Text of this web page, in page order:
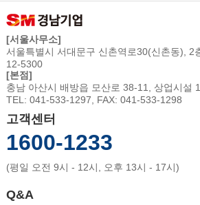
[서울사무소]
서울특별시 서대문구 신촌역로30(신촌동), 2
12-5300
[본점]
충남 아산시 배방읍 모산로 38-11, 상업시설
TEL: 041-533-1297, FAX: 041-533-1298
고객센터
1600-1233
(평일 오전 9시 - 12시, 오후 13시 - 17시)
Q&A